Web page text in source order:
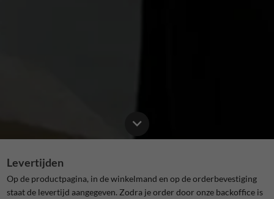
Levertijden
Op de productpagina, in de winkelmand en op de orderbevestiging
staat de levertijd aangegeven. Zodra je order door onze backoffice is